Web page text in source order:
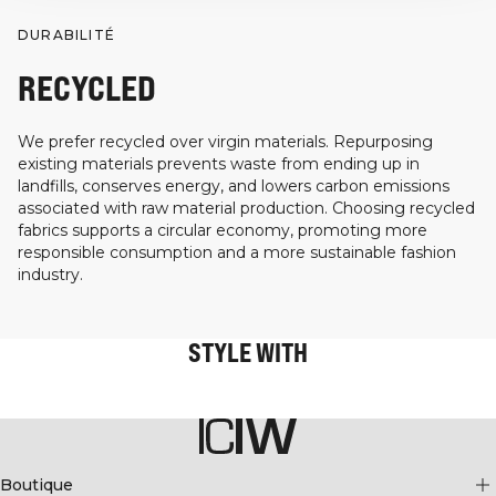
DURABILITÉ
RECYCLED
We prefer recycled over virgin materials. Repurposing
existing materials prevents waste from ending up in
landfills, conserves energy, and lowers carbon emissions
associated with raw material production. Choosing recycled
fabrics supports a circular economy, promoting more
responsible consumption and a more sustainable fashion
industry.
STYLE WITH
Boutique